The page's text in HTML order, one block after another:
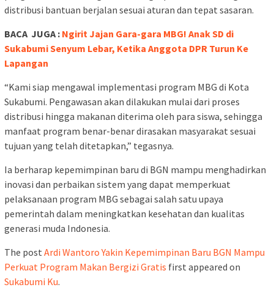
distribusi bantuan berjalan sesuai aturan dan tepat sasaran.
BACA JUGA : Ngirit Jajan Gara-gara MBG! Anak SD di
Sukabumi Senyum Lebar, Ketika Anggota DPR Turun Ke
Lapangan
“Kami siap mengawal implementasi program MBG di Kota
Sukabumi. Pengawasan akan dilakukan mulai dari proses
distribusi hingga makanan diterima oleh para siswa, sehingga
manfaat program benar-benar dirasakan masyarakat sesuai
tujuan yang telah ditetapkan,” tegasnya.
Ia berharap kepemimpinan baru di BGN mampu menghadirkan
inovasi dan perbaikan sistem yang dapat memperkuat
pelaksanaan program MBG sebagai salah satu upaya
pemerintah dalam meningkatkan kesehatan dan kualitas
generasi muda Indonesia.
The post Ardi Wantoro Yakin Kepemimpinan Baru BGN Mampu
Perkuat Program Makan Bergizi Gratis first appeared on
Sukabumi Ku.